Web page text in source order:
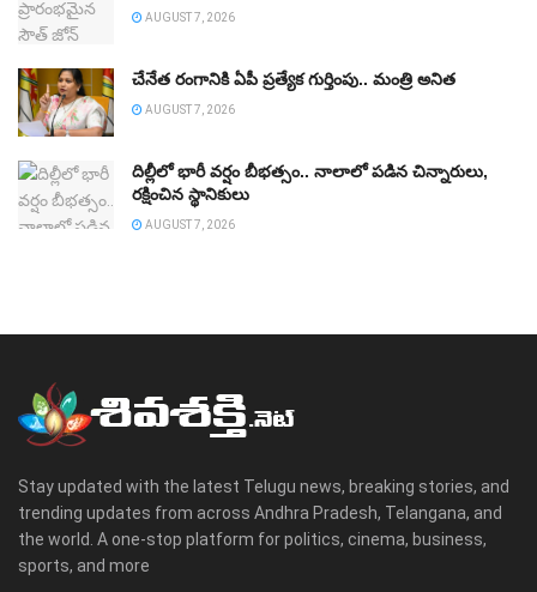
AUGUST 7, 2026
చేనేత రంగానికి ఏపీ ప్రత్యేక గుర్తింపు.. మంత్రి అనిత
AUGUST 7, 2026
దిల్లీలో భారీ వర్షం బీభత్సం.. నాలాలో పడిన చిన్నారులు,
రక్షించిన స్థానికులు
AUGUST 7, 2026
Stay updated with the latest Telugu news, breaking stories, and
trending updates from across Andhra Pradesh, Telangana, and
the world. A one-stop platform for politics, cinema, business,
sports, and more